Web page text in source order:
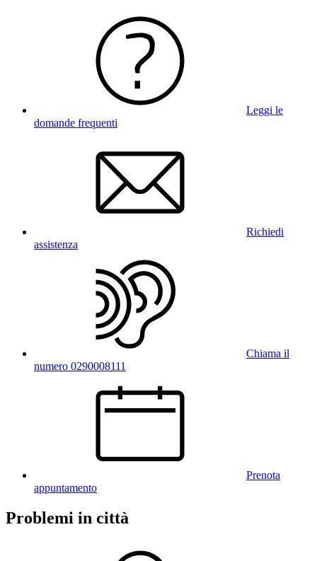
Leggi le
domande frequenti
Richiedi
assistenza
Chiama il
numero 0290008111
Prenota
appuntamento
Problemi in città